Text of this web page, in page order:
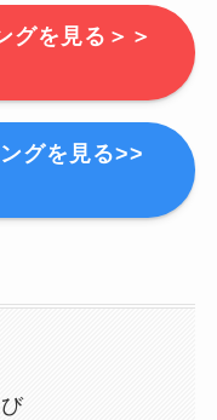
グを見る＞＞
グを見る>>